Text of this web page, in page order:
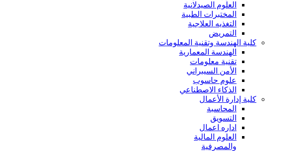
العلوم الصيدلانية
المختبرات الطبية
التغذيه العلاجية
التمريض
كلية الهندسة وتقنية المعلومات
الهندسة المعمارية
تقنية معلومات
الأمن السيبراني
علوم حاسوب
الذكاء الاصطناعي
كلية إدارة الأعمال
المحاسبة
التسويق
اداره اعمال
العلوم المالية
والمصرفية